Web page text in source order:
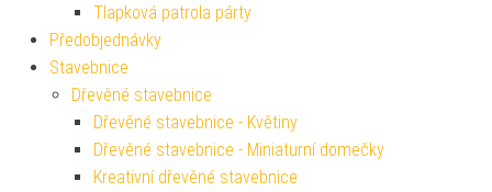
Tlapková patrola párty
Předobjednávky
Stavebnice
Dřevěné stavebnice
Dřevěné stavebnice - Květiny
Dřevěné stavebnice - Miniaturní domečky
Kreativní dřevěné stavebnice